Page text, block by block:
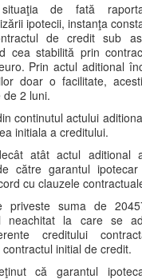
situaţia de fată
ipotecii, instanţa
de credit sub
cea stabilită prin
Prin actul aditional
doar o facilitate,
2 luni.
continutul actului
initiala a creditului.
atât actul aditional
către garantul ipotecar
cu clauzele
priveste suma de
neachitat la care se
creditului
initial de credit.
că garantul